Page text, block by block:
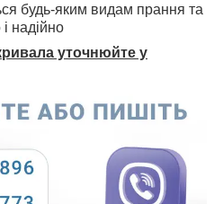
будь-яким видам прання та
надійно
уточнюйте у